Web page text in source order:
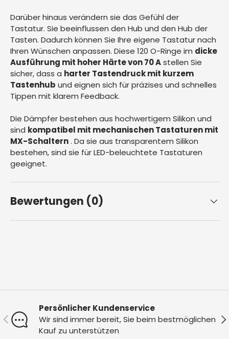
Darüber hinaus verändern sie das Gefühl der
Tastatur. Sie beeinflussen den Hub und den Hub der
Tasten. Dadurch können Sie Ihre eigene Tastatur nach
Ihren Wünschen anpassen. Diese 120 O-Ringe im dicke
Ausführung mit hoher Härte von 70 Astellen Sie
sicher, dass a harter Tastendruck mit kurzem
Tastenhub und eignen sich für präzises und schnelles
Tippen mit klarem Feedback.
Die Dämpfer bestehen aus hochwertigem Silikon und
sind kompatibel mit mechanischen Tastaturen mit
MX-Schaltern. Da sie aus transparentem Silikon
bestehen, sind sie für LED-beleuchtete Tastaturen
geeignet.
Bewertungen (0)
Vorherige
Persönlicher Kundenservice
Wir sind immer bereit, Sie beim bestmöglichen
Kauf zu unterstützen